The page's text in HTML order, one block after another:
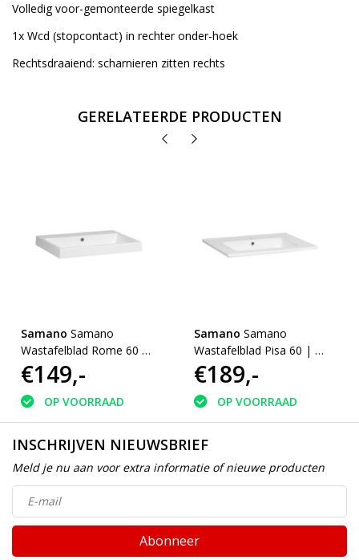
Volledig voor-gemonteerde spiegelkast
1x Wcd (stopcontact) in rechter onder-hoek
Rechtsdraaiend: scharnieren zitten rechts
GERELATEERDE PRODUCTEN
Samano Samano
Wastafelblad Rome 60 |
1 krgt
€149,-
OP VOORRAAD
Samano Samano
Wastafelblad Pisa 60 | 1
krngt
€189,-
OP VOORRAAD
INSCHRIJVEN NIEUWSBRIEF
Meld je nu aan voor extra informatie of nieuwe producten
Abonneer